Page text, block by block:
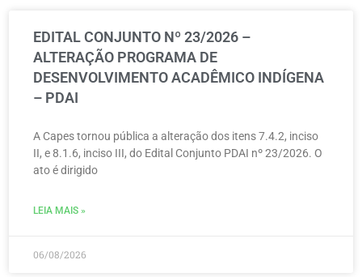
EDITAL CONJUNTO Nº 23/2026 –
ALTERAÇÃO PROGRAMA DE
DESENVOLVIMENTO ACADÊMICO INDÍGENA
– PDAI
A Capes tornou pública a alteração dos itens 7.4.2, inciso
II, e 8.1.6, inciso III, do Edital Conjunto PDAI nº 23/2026. O
ato é dirigido
LEIA MAIS »
06/08/2026